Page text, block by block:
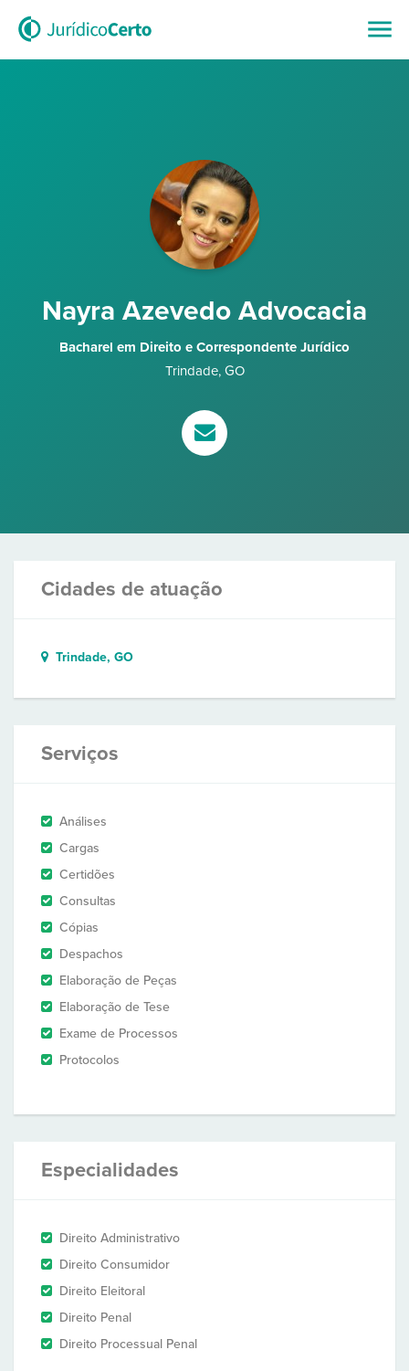
Nayra Azevedo Advocacia
Bacharel em Direito e Correspondente Jurídico
Trindade, GO
Cidades de atuação
Trindade, GO
Serviços
Análises
Cargas
Certidões
Consultas
Cópias
Despachos
Elaboração de Peças
Elaboração de Tese
Exame de Processos
Protocolos
Especialidades
Direito Administrativo
Direito Consumidor
Direito Eleitoral
Direito Penal
Direito Processual Penal